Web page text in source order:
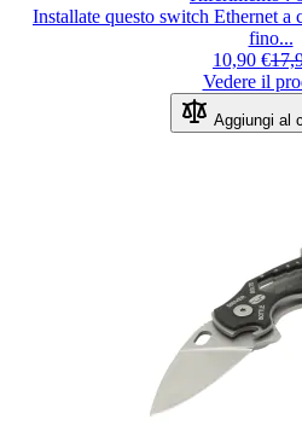
Installate questo switch Ethernet a
fino...
10,90 €
Vedere il
Aggiungi al